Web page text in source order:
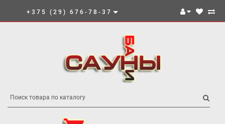
+375 (29) 676-78-37